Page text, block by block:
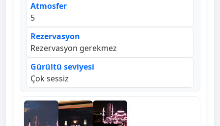
Atmosfer
5
Rezervasyon
Rezervasyon gerekmez
Gürültü seviyesi
Çok sessiz